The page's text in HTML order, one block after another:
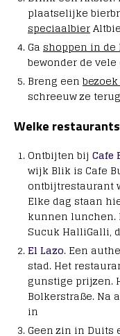
plaatselijke
speciaalbier
Ga shoppen in
bewonder de
Breng een
schreeuw ze
Welke
Ontbijten bij Cafe
wijk Blik is Cafe
ontbijtrestaurant
Elke dag staan
kunnen lunchen.
Sucuk HalliGalli,
El Lazo. Een
stad. Het
gunstige prijzen.
Bolkerstraße. Na
in
Geen zin in Duits